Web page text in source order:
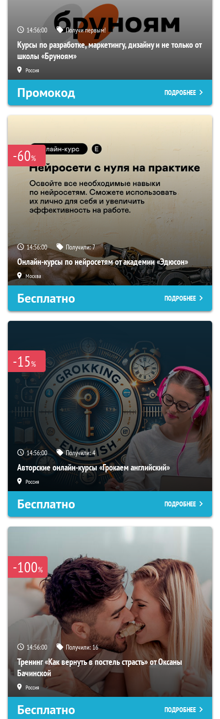
14:56:00 Получи первым!
Курсы по разработке, маркетингу, дизайну и не только от
школы «Бруноям»
Россия
Промокод ПОДРОБНЕЕ
-60%
14:56:00 Получили:7
Онлайн-курсы по нейросетям от академии «Эдюсон»
Москва
Бесплатно ПОДРОБНЕЕ
-15%
14:56:00 Получили:4
Авторские онлайн-курсы «Грокаем английский»
Россия
Бесплатно ПОДРОБНЕЕ
-100%
14:56:00 Получили:16
Тренинг «Как вернуть в постель страсть» от Оксаны
Бачинской
Россия
Бесплатно ПОДРОБНЕЕ